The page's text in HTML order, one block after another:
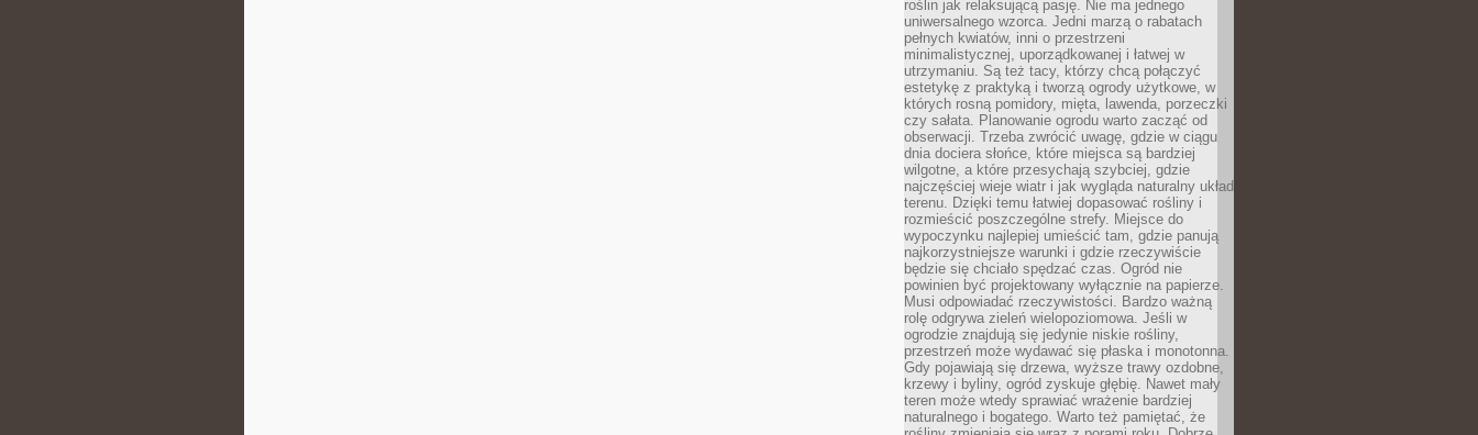
roślin jak relaksującą pasję. Nie ma jednego
uniwersalnego wzorca. Jedni marzą o rabatach
pełnych kwiatów, inni o przestrzeni
minimalistycznej, uporządkowanej i łatwej w
utrzymaniu. Są też tacy, którzy chcą połączyć
estetykę z praktyką i tworzą ogrody użytkowe, w
których rosną pomidory, mięta, lawenda, porzeczki
czy sałata. Planowanie ogrodu warto zacząć od
obserwacji. Trzeba zwrócić uwagę, gdzie w ciągu
dnia dociera słońce, które miejsca są bardziej
wilgotne, a które przesychają szybciej, gdzie
najczęściej wieje wiatr i jak wygląda naturalny układ
terenu. Dzięki temu łatwiej dopasować rośliny i
rozmieścić poszczególne strefy. Miejsce do
wypoczynku najlepiej umieścić tam, gdzie panują
najkorzystniejsze warunki i gdzie rzeczywiście
będzie się chciało spędzać czas. Ogród nie
powinien być projektowany wyłącznie na papierze.
Musi odpowiadać rzeczywistości. Bardzo ważną
rolę odgrywa zieleń wielopoziomowa. Jeśli w
ogrodzie znajdują się jedynie niskie rośliny,
przestrzeń może wydawać się płaska i monotonna.
Gdy pojawiają się drzewa, wyższe trawy ozdobne,
krzewy i byliny, ogród zyskuje głębię. Nawet mały
teren może wtedy sprawiać wrażenie bardziej
naturalnego i bogatego. Warto też pamiętać, że